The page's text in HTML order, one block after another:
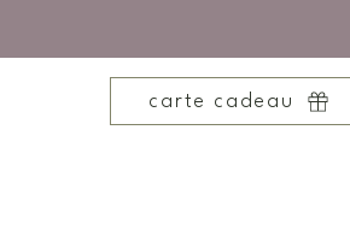
carte cadeau